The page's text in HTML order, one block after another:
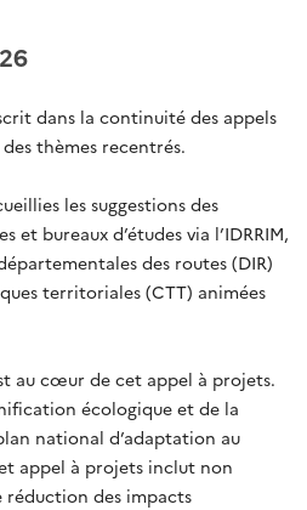
dans la continuité des appels
thèmes recentrés.
les suggestions des
et bureaux d’études via l’IDRRIM,
des routes (DIR)
territoriales (CTT) animées
au cœur de cet appel à projets.
écologique et de la
national d’adaptation au
appel à projets inclut non
réduction des impacts